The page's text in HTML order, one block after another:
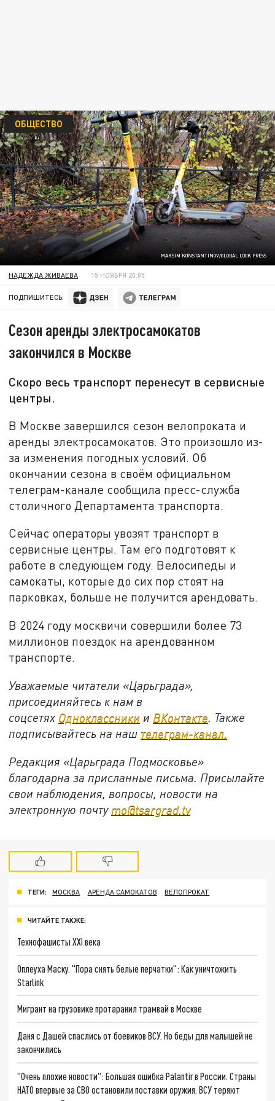
MAKSIM KONSTANTINOV/GLOBAL LOOK PRESS
ОБЩЕСТВО
НАДЕЖДА ЖИВАЕВА 15 НОЯБРЯ 20:05
ПОДПИШИТЕСЬ:
Сезон аренды электросамокатов
закончился в Москве
Скоро весь транспорт перенесут в сервисные
центры.
В Москве завершился сезон велопроката и
аренды электросамокатов. Это произошло из-
за изменения погодных условий. Об
окончании сезона в своём официальном
телеграм-канале сообщила пресс-служба
столичного Департамента транспорта.
Сейчас операторы увозят транспорт в
сервисные центры. Там его подготовят к
работе в следующем году. Велосипеды и
самокаты, которые до сих пор стоят на
парковках, больше не получится арендовать.
В 2024 году москвичи совершили более 73
миллионов поездок на арендованном
транспорте.
Уважаемые читатели «Царьграда»,
присоединяйтесь к нам в
соцсетях Одноклассники и ВКонтакте. Также
подписывайтесь на наш телеграм-канал.
Редакция «Царьграда Подмосковье»
благодарна за присланные письма. Присылайте
свои наблюдения, вопросы, новости на
электронную почту mo@tsargrad.tv
ТЕГИ: МОСКВА АРЕНДА САМОКАТОВ ВЕЛОПРОКАТ
ЧИТАЙТЕ ТАКЖЕ:
Технофашисты XXI века
Оплеуха Маску. "Пора снять белые перчатки": Как уничтожить
Starlink
Мигрант на грузовике протаранил трамвай в Москве
Даня с Дашей спаслись от боевиков ВСУ. Но беды для малышей не
закончились
"Очень плохие новости": Большая ошибка Palantir в России. Страны
НАТО впервые за СВО остановили поставки оружия. ВСУ теряют